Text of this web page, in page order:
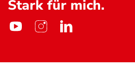
Stark für mich.